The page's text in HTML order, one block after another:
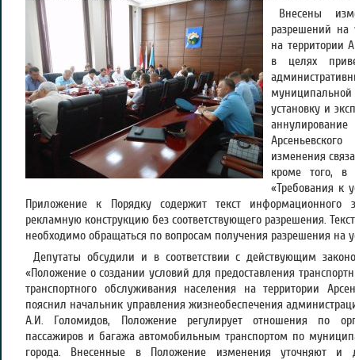
Внесены
разрешений на
на территории
в целях
установку и
изменения
кроме того, в
«Требования к
Приложение к Порядку содержит текст информационного
рекламную конструкцию без соответствующего разрешения.
необходимо обращаться по вопросам получения разрешения на
Депутаты обсудили и в соответствии с действующим
«Положение о создании условий для предоставления
транспортного обслуживания населения на территории
пояснил начальник управления жизнеобеспечения
А.И. Голомидов, Положение регулирует отношения по
пассажиров и багажа автомобильным транспортом по
города. Внесенные в Положение изменения уточняют